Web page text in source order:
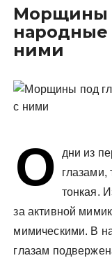
Морщины
ними
О
дни из
глазами,
тонкая.
за активной
мимическими. В
глазам